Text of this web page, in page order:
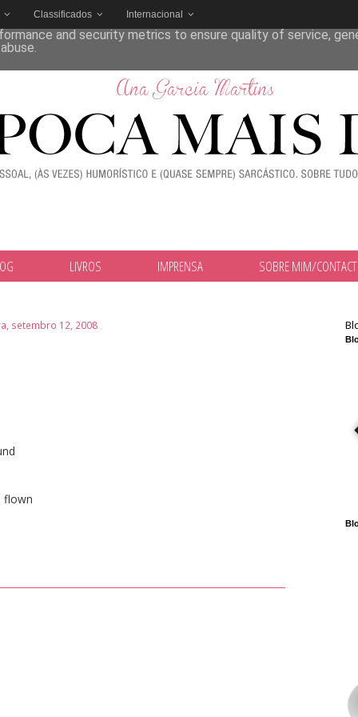
Classificados Internacional
LIVROS IMPRENSA SOBRE MIM/
setembro 12, 2008
flown
its services and to analyze traffic. Your IP address and
and security metrics to ensure quality of service,